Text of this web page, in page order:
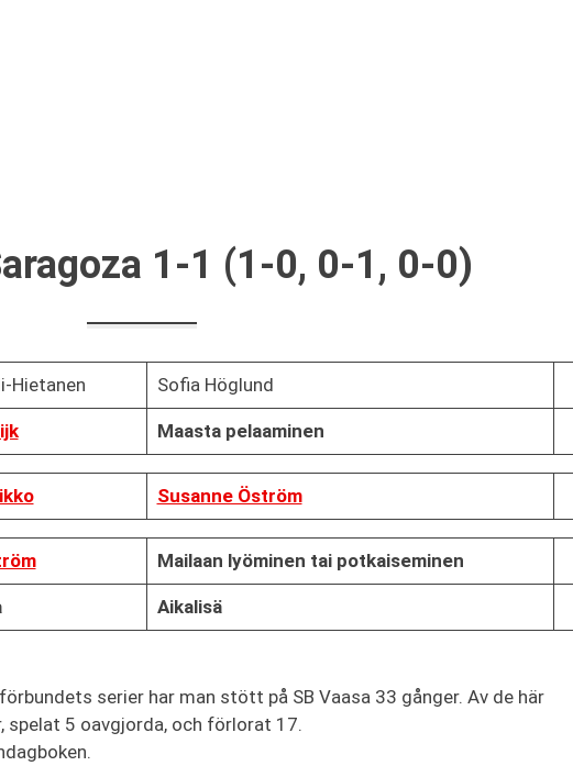
1-1 (1-0, 0-1, 0-0)
Hietanen Sofia Höglund
Maasta pelaaminen
Susanne Öström
Mailaan lyöminen tai potkaiseminen
Aikalisä
serier har man stött på SB Vaasa 33 gånger. Av de här
spelat 5 oavgjorda, och förlorat 17.